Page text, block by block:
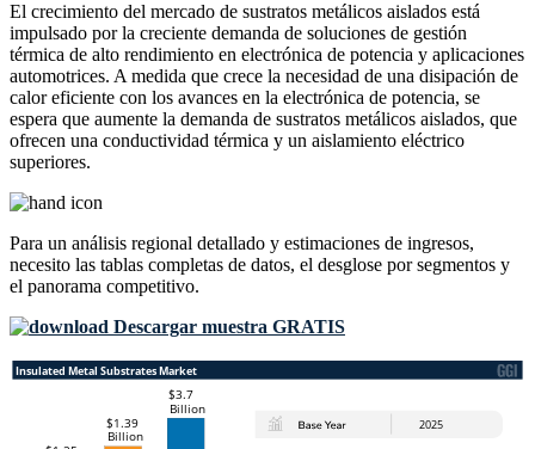
El crecimiento del mercado de sustratos metálicos aislados está
impulsado por la creciente demanda de soluciones de gestión
térmica de alto rendimiento en electrónica de potencia y aplicaciones
automotrices. A medida que crece la necesidad de una disipación de
calor eficiente con los avances en la electrónica de potencia, se
espera que aumente la demanda de sustratos metálicos aislados, que
ofrecen una conductividad térmica y un aislamiento eléctrico
superiores.
Para un análisis regional detallado y estimaciones de ingresos,
necesito las tablas completas de datos, el desglose por segmentos y
el panorama competitivo.
Descargar muestra GRATIS